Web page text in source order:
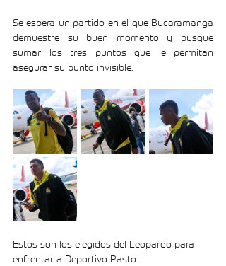
Se espera un partido en el que Bucaramanga
demuestre su buen momento y busque
sumar los tres puntos que le permitan
asegurar su punto invisible.
Estos son los elegidos del Leopardo para
enfrentar a Deportivo Pasto: